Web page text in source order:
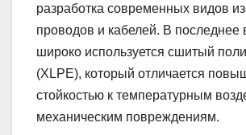
разработка современных видов
проводов и кабелей. В последнее
широко используется сшитый
(XLPE), который отличается
стойкостью к температурным
механическим повреждениям.